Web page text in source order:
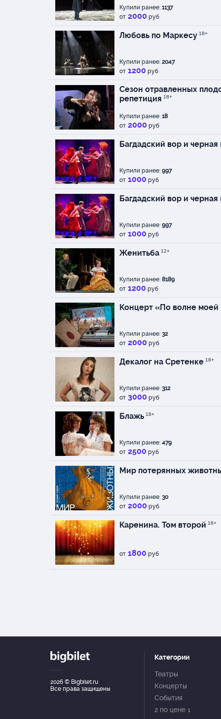
Купили ранее: 1137
от 2000 руб
Любовь по Маркесу 18+
Купили ранее: 2047
от 1200 руб
Сезон отравленных
репетиция 18+
Купили ранее: 18
от 2000 руб
Багдадский вор и черная
Купили ранее: 997
от 1000 руб
Багдадский вор и черная
Купили ранее: 997
от 1000 руб
Женитьба 12+
Купили ранее: 8189
от 1200 руб
Концерт «По волне моей
Купили ранее: 32
от 2000 руб
Декалог на Сретенке 18+
Купили ранее: 312
от 3000 руб
Блажь 18+
Купили ранее: 479
от 2500 руб
Мир потерянных
Купили ранее: 30
от 2000 руб
Каренина. Том второй 16+
от 1800 руб
2026 © Bigbilet.ru
Все права защищены
Категории
Театры
Концерты
События
2 по цене 1